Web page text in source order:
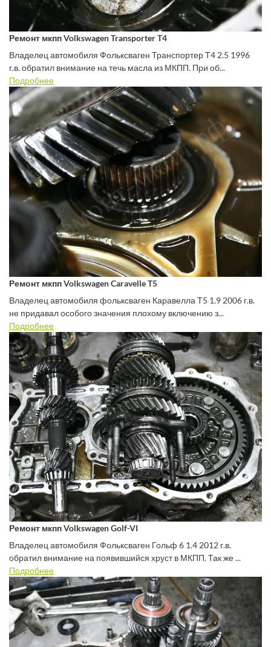
Ремонт мкпп Volkswagen Transporter T4
Владелец автомобиля Фольксваген Транспортер Т4 2.5 1996
г.в. обратил внимание на течь масла из МКПП. При об...
Подробнее
Ремонт мкпп Volkswagen Caravelle T5
Владелец автомобиля фольксваген Каравелла Т5 1.9 2006 г.в.
не придавал особого значения плохому включению з...
Подробнее
Ремонт мкпп Volkswagen Golf-VI
Владелец автомобиля Фольксваген Гольф 6 1.4 2012 г.в.
обратил внимание на появившийся хруст в МКПП. Так же ...
Подробнее